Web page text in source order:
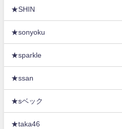
★SHIN
★sonyoku
★sparkle
★ssan
★sベック
★taka46